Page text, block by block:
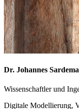
Dr. Johannes
Wissenschaftler und
Digitale Modellierung,